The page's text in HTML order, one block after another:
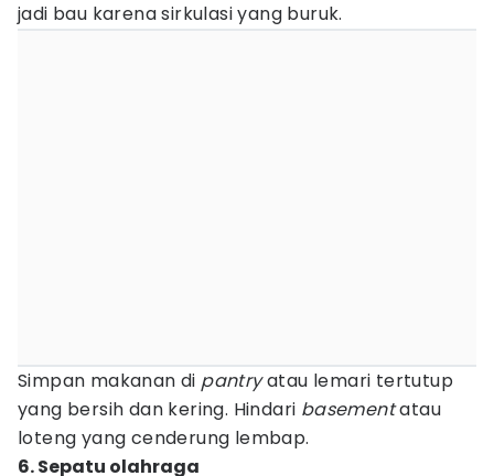
jadi bau karena sirkulasi yang buruk.
Simpan makanan di pantryatau lemari tertutup
yang bersih dan kering. Hindari basementatau
loteng yang cenderung lembap.
6. Sepatu olahraga